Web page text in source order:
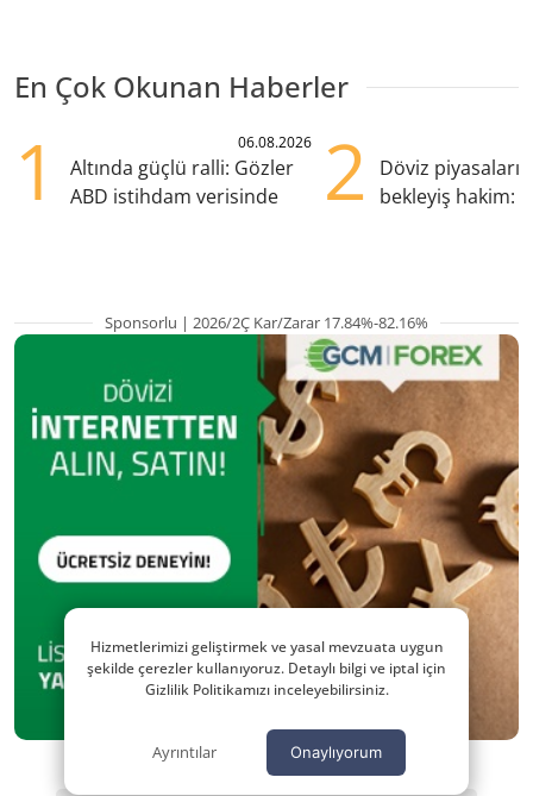
En Çok Okunan Haberler
1 06.08.2026
Altında güçlü ralli: Gözler
ABD istihdam verisinde
2
Döviz
bekleyiş hakim:
Sponsorlu | 2026/2Ç Kar/Zarar 17.84%-82.16%
Hizmetlerimizi geliştirmek ve yasal mevzuata uygun
şekilde çerezler kullanıyoruz. Detaylı bilgi ve iptal için
Gizlilik Politikamızı inceleyebilirsiniz.
Ayrıntılar Onaylıyorum